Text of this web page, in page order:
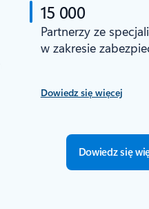
15 000
Partnerzy ze
w zakresie
Dowiedz się więcej
Dowiedz się